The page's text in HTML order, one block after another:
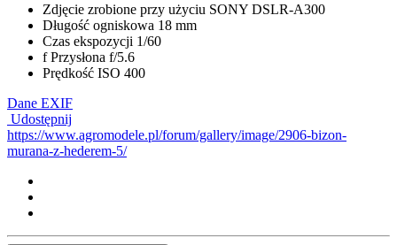
Zdjęcie zrobione przy użyciu SONY DSLR-A300
Długość ogniskowa 18 mm
Czas ekspozycji 1/60
f Przysłona f/5.6
Prędkość ISO 400
Dane EXIF
Udostępnij
https://www.agromodele.pl/forum/gallery/image/2906-bizon-
murana-z-hederem-5/